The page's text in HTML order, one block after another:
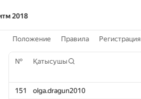
2018
Положение Правила Регистрация
№ Қатысушы
151 olga.dragun2010